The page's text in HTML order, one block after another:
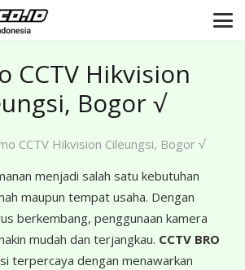
CCTV Hikvision
Bogor √
CCTV Hikvision Cileungsi, Bogor √
menjadi salah satu kebutuhan
maupun tempat usaha. Dengan
berkembang, penggunaan kamera
mudah dan terjangkau. CCTV BRO
terpercaya dengan menawarkan